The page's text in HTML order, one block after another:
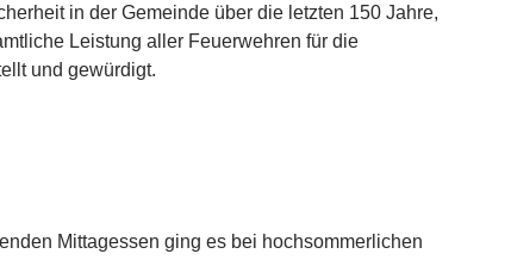
in der Gemeinde über die letzten 150 Jahre,
Leistung aller Feuerwehren für die
und gewürdigt.
Mittagessen ging es bei hochsommerlichen